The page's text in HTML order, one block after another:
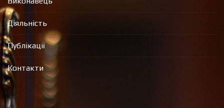
Діяльність
Публікації
Контакти